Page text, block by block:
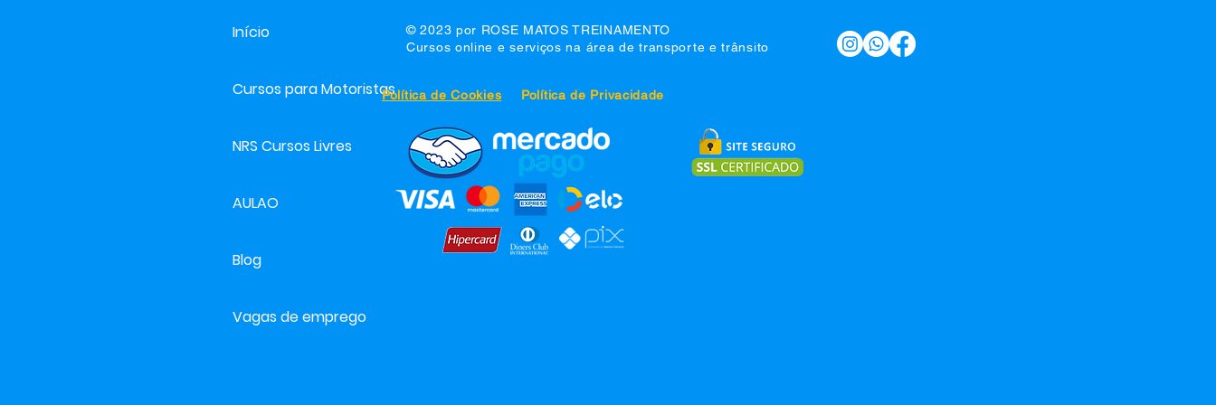
Início
Cursos para Motoristas
NRS Cursos Livres
AULAO
Blog
Vagas de emprego
© 2023 por ROSE MATOS TREINAMENTO
Cursos online e serviços na área de transporte e trânsito
Política de Privacidade
Política de Cookies